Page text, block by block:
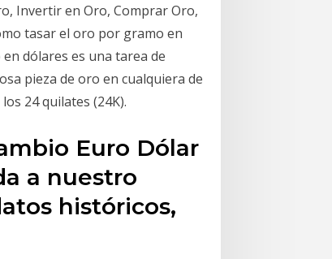
Invertir en Oro, Comprar Oro,
tasar el oro por gramo en
dólares es una tarea de
pieza de oro en cualquiera de
24 quilates (24K).
Euro Dólar
a nuestro
históricos,